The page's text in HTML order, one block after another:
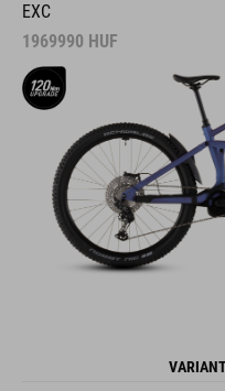
EXC
1969990 HUF